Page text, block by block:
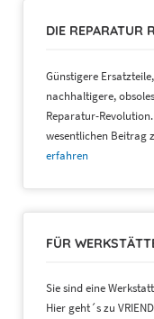
DIE REPARATUR
Günstigere
nachhaltigere,
Reparatur-
wesentlichen Beitrag
erfahren
FÜR
Sie sind eine
Hier geht´s zu